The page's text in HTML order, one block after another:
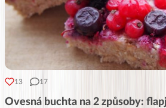
13 17
Ovesná buchta na 2 způsoby: